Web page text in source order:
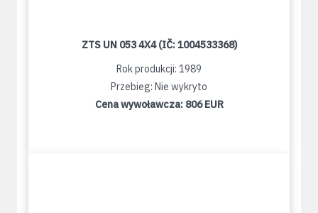
ZTS UN 053 4X4 (IČ: 1004533368)
Rok produkcji: 1989
Przebieg: Nie wykryto
Cena wywoławcza: 806 EUR